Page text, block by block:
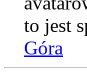
to jest
Góra